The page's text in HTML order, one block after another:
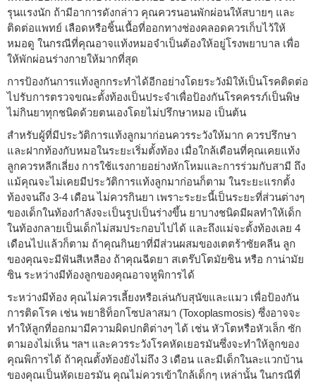
รุนแรงนัก ถ้ามีอาการดังกล่าว คุณควรนอนพักผ่อนให้สบายๆ และ
ติดต่อแพทย์ เลือดหรือชิ้นเนื้อที่ออกทางช่องคลอดควรเก็บไว้ให้
หมอดู ในกรณีที่คุณอาจแท้งหมอจำเป็นต้องให้อยู่โรงพยาบาล เพื่อ
ให้พักผ่อนร่างกายให้มากที่สุด
การป้องกันการแท้งลูกกระทำได้อีกอย่างโดยระวังมิให้เป็นโรคติดต่อ
ไปรับการตรวจขณะตั้งท้องเป็นประจำเพื่อป้องกันโรคครรภ์เป็นพิษ
ไม่กินยาทุกชนิดด้วยตนเองโดยไม่ปรึกษาหมอ เป็นต้น
สำหรับผู้ที่มีประวัติการแท้งลูกมาก่อนควรระวังให้มาก ควรปรึกษา
และฝากท้องกับหมอในระยะเริ่มตั้งท้อง เมื่อใกล้เดือนที่คุณเคยแท้ง
ลูกควรหลีกเลี่ยง การใช้แรงกายอย่างหักโหมและการร่วมกับสามี ถึง
แม้คุณจะไม่เคยมีประวัติการแท้งลูกมาก่อนก็ตาม ในระยะแรกตั้ง
ท้องจนถึง 3-4 เดือน ไม่ควรกินยา เพราะระยะนี้เป็นระยะที่ส่วนต่างๆ
ของเด็กในท้องกำลังจะเป็นรูปเป็นร่างขึ้น ยาบางชนิดมีผลทำให้เด็ก
ในท้องกลายเป็นเด็กไม่สมประกอบไปได้ และถึงแม่จะตั้งท้องเลย 4
เดือนไปแล้วก็ตาม ถ้าคุณกินยาที่มีส่วนผสมของเตตร้าซัยคลีน ลูก
ของคุณจะมีฟันสีเหลือง ถ้าคุณฉีดยา สเตร๊ปโตมัยซิน หรือ กาน่ามัย
ซิน ระหว่างมีท้องลูกของคุณอาจหูพิการได้
ระหว่างมีท้อง คุณไม่ควรเลี้ยงหรือเล่นกับสุนัขและแมว เพื่อป้องกัน
การติดโรค เช่น พยาธิท็อกโซปลาสมา (Toxoplasmosis) ซึ่งอาจจะ
ทำให้ลูกที่ออกมามีความผิดปกติต่างๆ ได้ เช่น หัวโตหรือหัวเล็ก ซัก
ตามองไม่เห็น ฯลฯ และควรระวังโรคหัดเยอรมันซึ่งจะทำให้ลูกของ
คุณพิการได้ ถ้าคุณตั้งท้องยังไม่ถึง 3 เดือน และมีเด็กในละแวกบ้าน
ของคุณเป็นหัดเยอรมัน คุณไม่ควรเข้าใกล้เด็กๆ เหล่านั้น ในกรณีที่